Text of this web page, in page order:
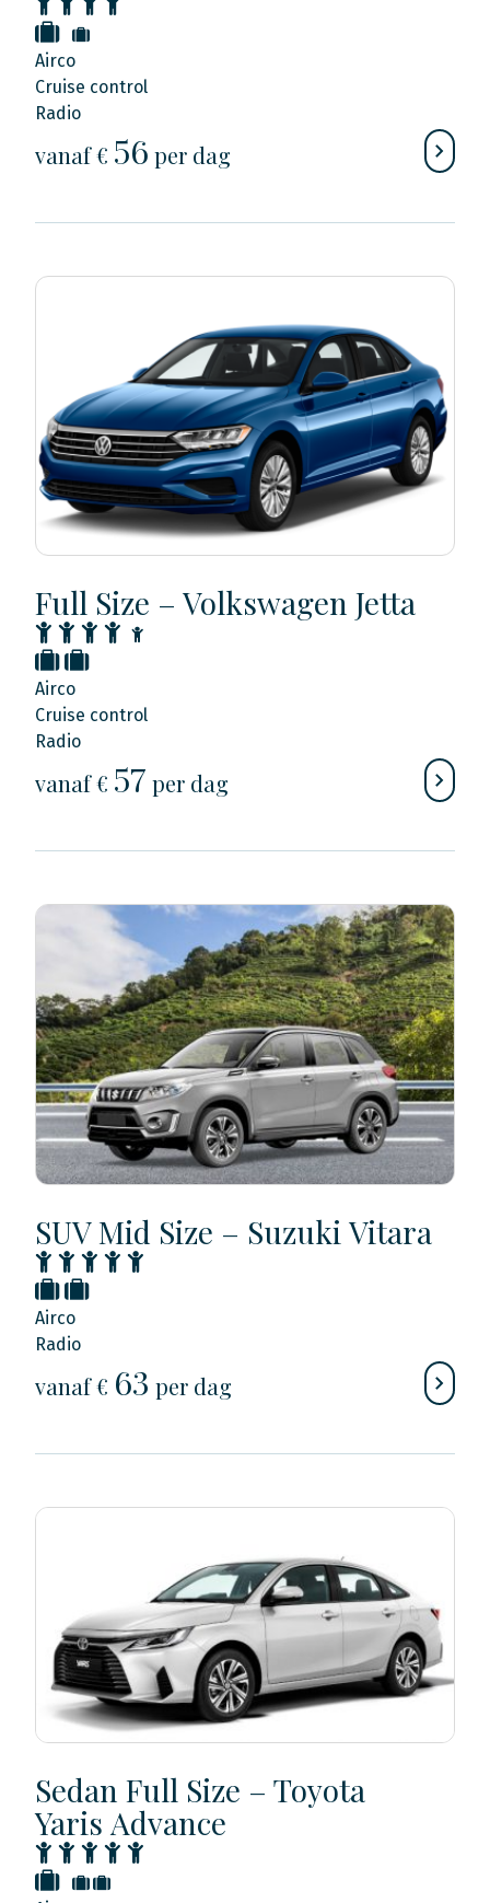
Airco
Cruise control
Radio
vanaf € 56 per dag
Full Size – Volkswagen Jetta
Airco
Cruise control
Radio
vanaf € 57 per dag
SUV Mid Size – Suzuki Vitara
Airco
Radio
vanaf € 63 per dag
Sedan Full Size – Toyota
Yaris Advance